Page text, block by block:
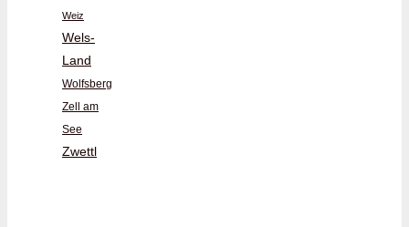
Weiz
Wels-
Land
Wolfsberg
Zell am
See
Zwettl